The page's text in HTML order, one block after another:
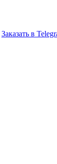
Заказать в